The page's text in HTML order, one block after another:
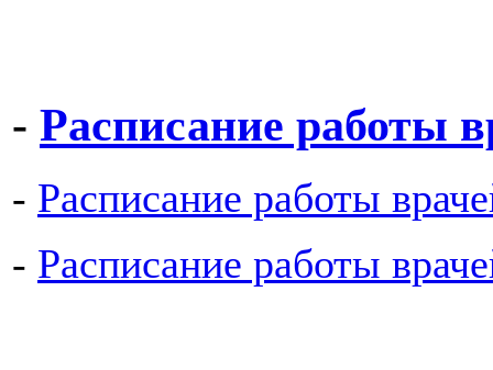
- Расписание работы
- Расписание работы
- Расписание работы